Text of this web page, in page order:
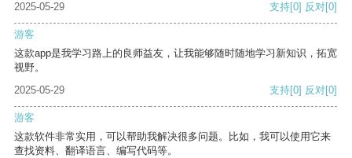
2025-05-29
支持[0] 反对[0]
游客
这款app是我学习路上的良师益友，让我能够随时随地学习新知识，拓宽
视野。
2025-05-29
支持[0] 反对[0]
游客
这款软件非常实用，可以帮助我解决很多问题。比如，我可以使用它来
查找资料、翻译语言、编写代码等。